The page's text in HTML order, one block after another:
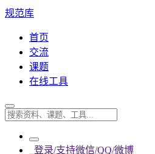
规范库
首页
交流
课题
在线工具
登录/支持微信/QQ/微博